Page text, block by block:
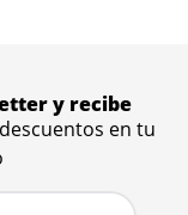
y recibe
en tu